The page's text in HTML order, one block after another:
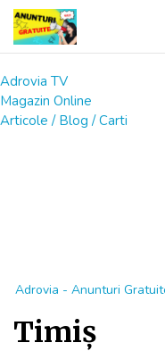
Adrovia TV
Magazin Online
Articole / Blog / Carti
Adrovia - Anunturi
Timiş